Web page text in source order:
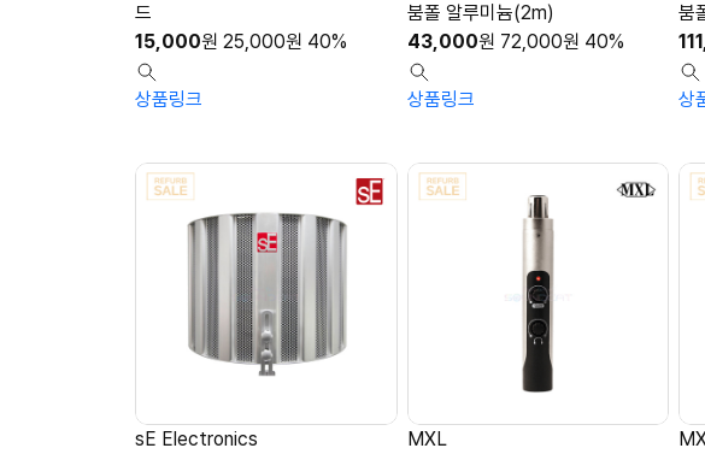
드
15,000원 25,000원 40%
상품링크
붐폴 알루미늄(2m)
43,000원 72,000원 40%
상품링크
붐
상
sE Electronics
MXL